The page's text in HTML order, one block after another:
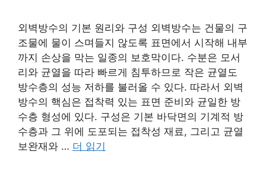
외벽방수의 기본 원리와 구성 외벽방수는 건물의 구
조물에 물이 스며들지 않도록 표면에서 시작해 내부
까지 손상을 막는 일종의 보호막이다. 수분은 모서
리와 균열을 따라 빠르게 침투하므로 작은 균열도
방수층의 성능 저하를 불러올 수 있다. 따라서 외벽
방수의 핵심은 접착력 있는 표면 준비와 균일한 방
수층 형성에 있다. 구성은 기본 바닥면의 기계적 방
수층과 그 위에 도포되는 접착성 재료, 그리고 균열
보완재와 … 더 읽기